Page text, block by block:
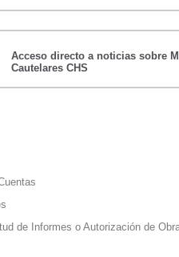
Acceso directo a noticias sobre
Cautelares CHS
de Informes o Autorización de